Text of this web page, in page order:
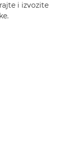
i izvozite